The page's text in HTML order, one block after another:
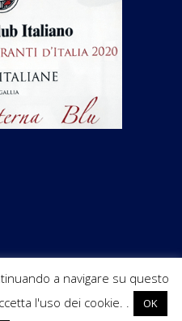
a navigare su questo
l'uso dei cookie. .
OK